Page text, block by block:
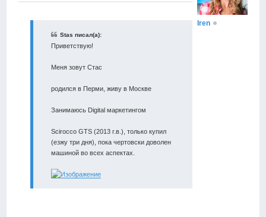
Stas писал(а):
Приветствую!
Меня зовут Стас
родился в Перми, живу в Москве
Занимаюсь Digital маркетингом
Scirocco GTS (2013 г.в.), только купил
(езжу три дня), пока чертовски доволен
машиной во всех аспектах.
Iren